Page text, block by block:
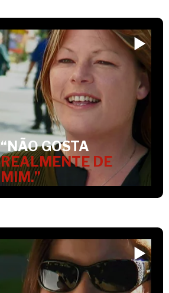
“NÃO GOSTA
REALMENTE DE
MIM.”